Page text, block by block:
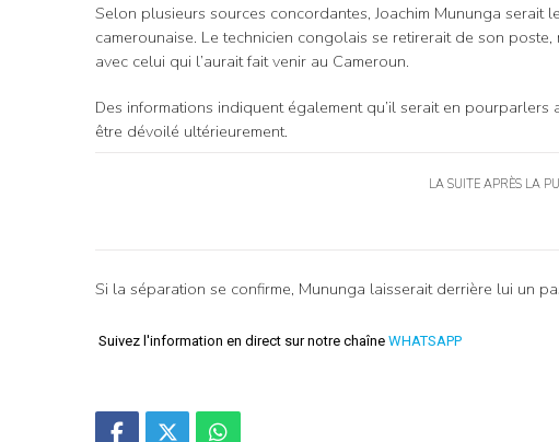
Selon plusieurs sources concordantes, Joachim Mununga serait
camerounaise. Le technicien congolais se retirerait de son
avec celui qui l’aurait fait venir au Cameroun.
Des informations indiquent également qu’il serait en
être dévoilé ultérieurement.
LA SUITE APRÈS LA
Si la séparation se confirme, Mununga laisserait derrière lui un
Suivez l'information en direct sur notre chaîne WHATSAPP